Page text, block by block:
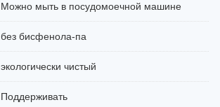
Можно мыть в посудомоечной машине
без бисфенола-па
экологически чистый
Поддерживать